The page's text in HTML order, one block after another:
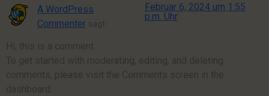
A WordPress
Commenter sagt:
Februar 6, 2024 um 1:55
p.m. Uhr
Hi, this is a comment.
To get started with moderating, editing, and deleting
comments, please visit the Comments screen in the
dashboard.